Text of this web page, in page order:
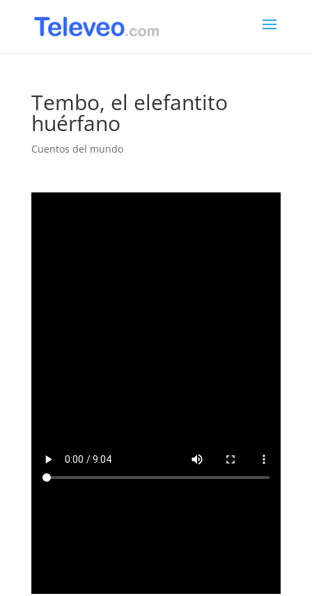
Tembo, el elefantito
huérfano
Cuentos del mundo